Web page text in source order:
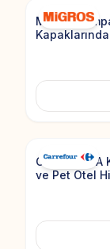
Migros
CarrefourSA
ve Pet Otel